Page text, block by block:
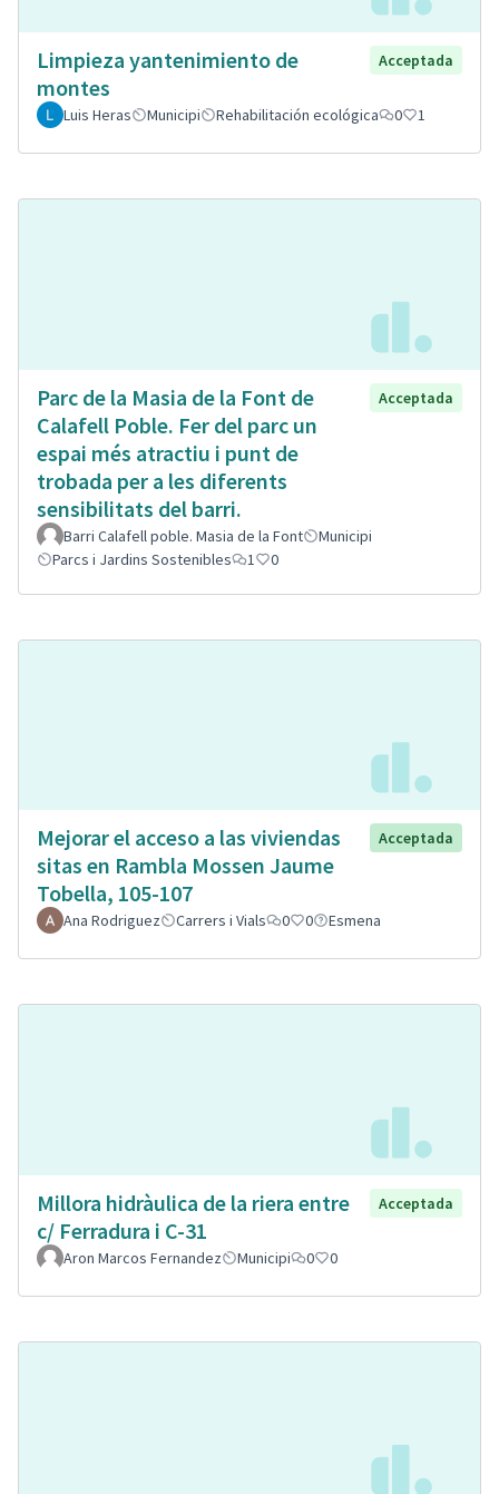
Limpieza yantenimiento de
montes
Acceptada
Luis Heras Municipi Rehabilitación ecológica 0 1
Parc de la Masia de la Font de
Calafell Poble. Fer del parc un
espai més atractiu i punt de
trobada per a les diferents
sensibilitats del barri.
Acceptada
Barri Calafell poble. Masia de la Font
Municipi
Parcs i Jardins Sostenibles
1 0
Mejorar el acceso a las viviendas
sitas en Rambla Mossen Jaume
Tobella, 105-107
Acceptada
Ana Rodriguez Carrers i Vials 0 0 Esmena
Millora hidràulica de la riera entre
c/ Ferradura i C-31
Acceptada
Aron Marcos Fernandez Municipi 0 0